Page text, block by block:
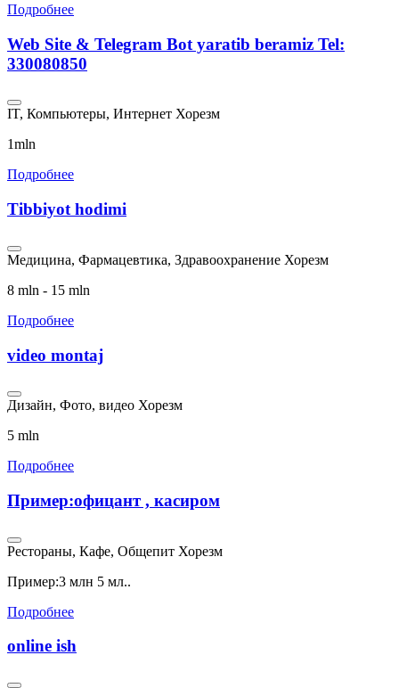
Подробнее
Web Site & Telegram Bot yaratib beramiz Tel:
330080850
IT, Компьютеры, Интернет Хорезм
1mln
Подробнее
Tibbiyot hodimi
Медицина, Фармацевтика, Здравоохранение Хорезм
8 mln - 15 mln
Подробнее
video montaj
Дизайн, Фото, видео Хорезм
5 mln
Подробнее
Пример:офицант , касиром
Рестораны, Кафе, Общепит Хорезм
Пример:3 млн 5 мл..
Подробнее
online ish